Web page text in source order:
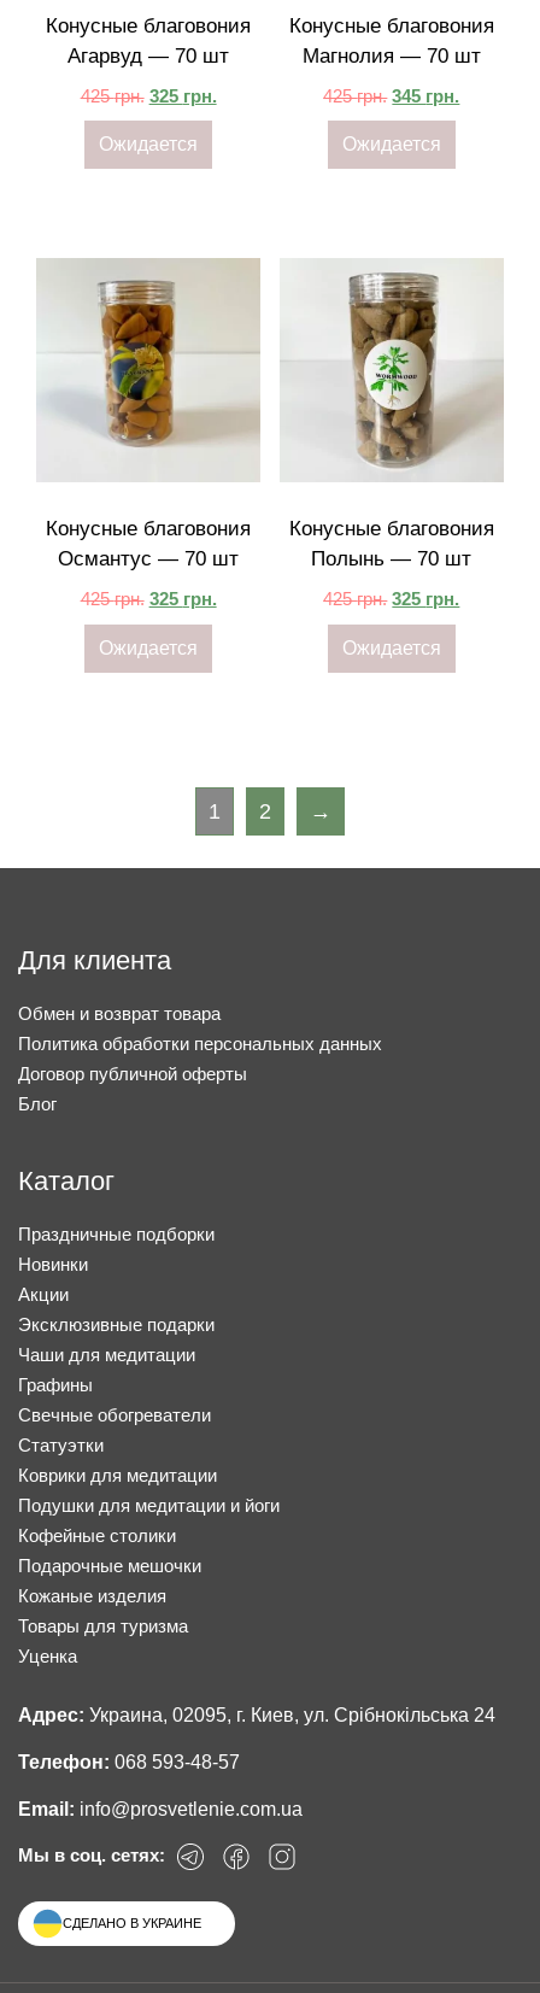
Конусные благовония
Агарвуд — 70 шт
425грн. 325 грн.
Ожидается
Конусные благовония
Магнолия — 70 шт
425грн. 345 грн.
Ожидается
Конусные благовония
Османтус — 70 шт
425грн. 325 грн.
Ожидается
Конусные благовония
Полынь — 70 шт
425грн. 325 грн.
Ожидается
1 2 →
Для клиента
Обмен и возврат товара
Политика обработки персональных данных
Договор публичной оферты
Блог
Каталог
Праздничные подборки
Новинки
Акции
Эксклюзивные подарки
Чаши для медитации
Графины
Свечные обогреватели
Статуэтки
Коврики для медитации
Подушки для медитации и йоги
Кофейные столики
Подарочные мешочки
Кожаные изделия
Товары для туризма
Уценка
Адрес: Украина, 02095, г. Киев, ул. Срібнокільська 24
Телефон: 068 593-48-57
Email: info@prosvetlenie.com.ua
Мы в соц. сетях:
СДЕЛАНО В УКРАИНЕ